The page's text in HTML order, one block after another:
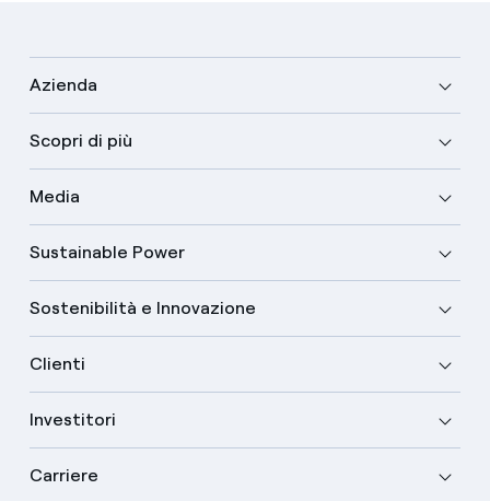
Azienda
Scopri di più
Media
Sustainable Power
Sostenibilità e Innovazione
Clienti
Investitori
Carriere